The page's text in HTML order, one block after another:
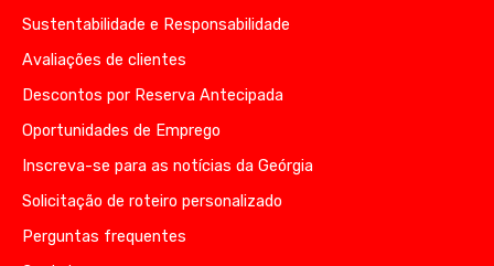
Sustentabilidade e Responsabilidade
Avaliações de clientes
Descontos por Reserva Antecipada
Oportunidades de Emprego
Inscreva-se para as notícias da Geórgia
Solicitação de roteiro personalizado
Perguntas frequentes